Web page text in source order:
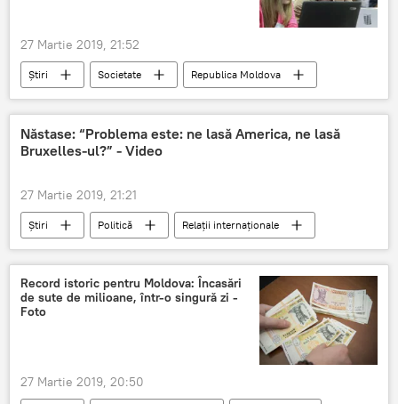
27 Martie 2019, 21:52
Știri Societate
Republica Moldova
CNAS
Informații ajutor de șomaj
Năstase: “Problema este: ne lasă America, ne lasă
Bruxelles-ul?” - Video
27 Martie 2019, 21:21
Știri Politică
Relații internaționale
Adrian Năstase
America
Bruxelles
video
Record istoric pentru Moldova: Încasări
de sute de milioane, într-o singură zi -
Foto
27 Martie 2019, 20:50